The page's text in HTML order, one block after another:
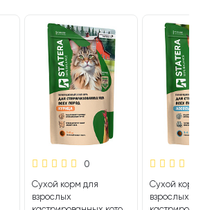
0
Сухой корм для
взрослых
Сухой корм
взрослых